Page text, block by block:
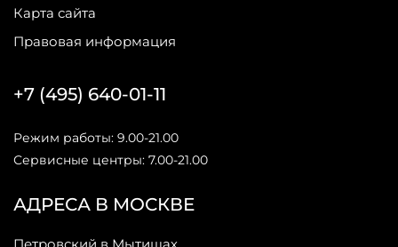
Карта сайта
Правовая информация
АДРЕСА В МОСКВЕ
+7 (495) 640-01-11
Режим работы: 9.00-21.00
Сервисные центры: 7.00-21.00